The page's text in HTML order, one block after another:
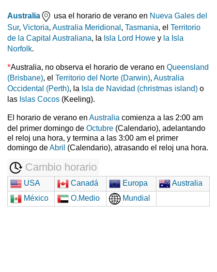
Australia usa el horario de verano en Nueva Gales del
Sur, Victoria, Australia Meridional , Tasmania, el Territorio
de la Capital Australiana, la Isla Lord Howe y la Isla
Norfolk.
*Australia, no observa el horario de verano en Queensland
(Brisbane), el Territorio del Norte (Darwin), Australia
Occidental (Perth), la Isla de Navidad (christmas island) o
las Islas Cocos (Keeling).
El horario de verano en Australia comienza a las 2:00 am
del primer domingo de Octubre (Calendario), adelantando
el reloj una hora, y termina a las 3:00 am el primer
domingo deAbril (Calendario), atrasando el reloj una hora.
Cambio horario
USA Canadá Europa
Australia
México
O.Medio Mundial